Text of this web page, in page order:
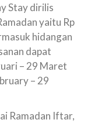
Stay dirilis
yaitu Rp
hidangan
dapat
– 29 Maret
– 29
Ramadan Iftar,